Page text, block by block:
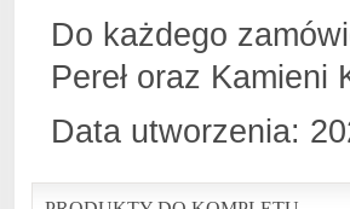
Do każdego
Pereł oraz Kamieni
Data utworzenia: